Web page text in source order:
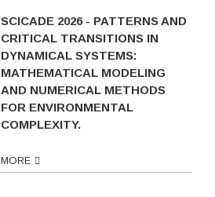
SCICADE 2026 - PATTERNS AND
CRITICAL TRANSITIONS IN
DYNAMICAL SYSTEMS:
MATHEMATICAL MODELING
AND NUMERICAL METHODS
FOR ENVIRONMENTAL
COMPLEXITY.
MORE